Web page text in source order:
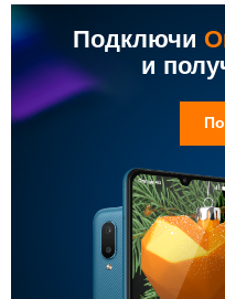
Подключи
и